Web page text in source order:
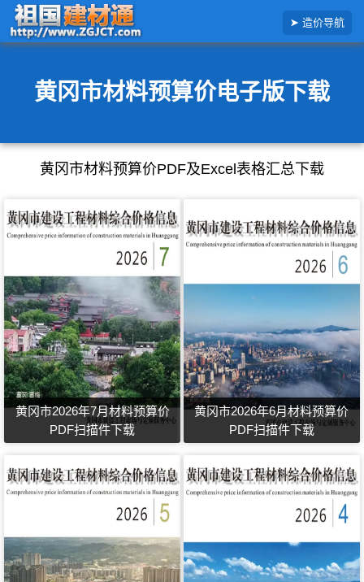
息
造价导航
黄冈市材料预算价电子版下载
黄冈市材料预算价PDF及Excel表格汇总下载
黄冈市2026年7月材料预算价
PDF扫描件下载
黄冈市2026年6月材料预算价
PDF扫描件下载